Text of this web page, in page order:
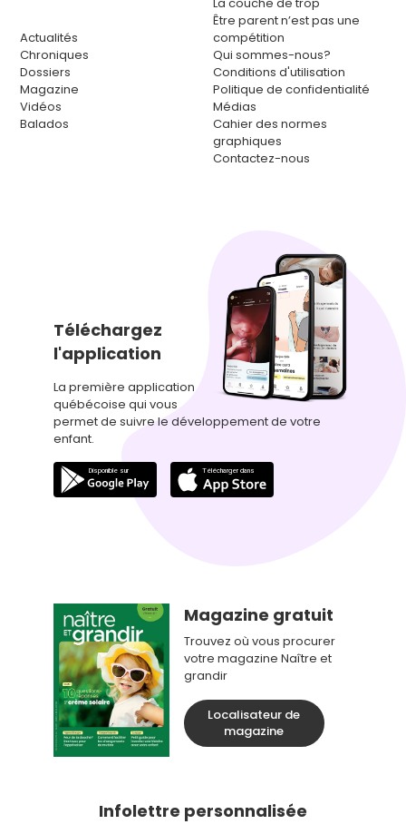
Actualités
Chroniques
Dossiers
Magazine
Vidéos
Balados
Être parent n’est pas une
compétition
Qui sommes-nous?
Conditions d'utilisation
Politique de confidentialité
Médias
Cahier des normes
graphiques
Contactez-nous
Téléchargez
l'application
La première application
québécoise qui vous
permet de suivre le développement de votre
enfant.
Magazine gratuit
Trouvez où vous procurer
votre magazine Naître et
grandir
Localisateur de
magazine
Infolettre personnalisée